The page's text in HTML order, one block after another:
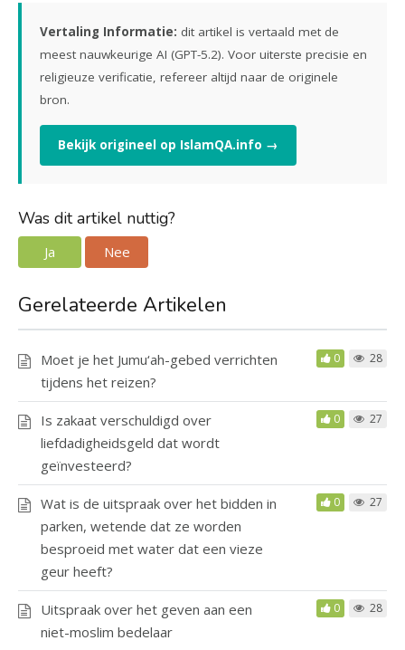
Vertaling Informatie: dit artikel is vertaald met de
meest nauwkeurige AI (GPT-5.2). Voor uiterste precisie en
religieuze verificatie, refereer altijd naar de originele
bron.
Bekijk origineel op IslamQA.info →
Was dit artikel nuttig?
Ja Nee
Gerelateerde Artikelen
Moet je het Jumu‘ah-gebed verrichten
tijdens het reizen?
0 28
Is zakaat verschuldigd over
liefdadigheidsgeld dat wordt
geïnvesteerd?
0 27
Wat is de uitspraak over het bidden in
parken, wetende dat ze worden
besproeid met water dat een vieze
geur heeft?
0 27
Uitspraak over het geven aan een
niet-moslim bedelaar
0 28